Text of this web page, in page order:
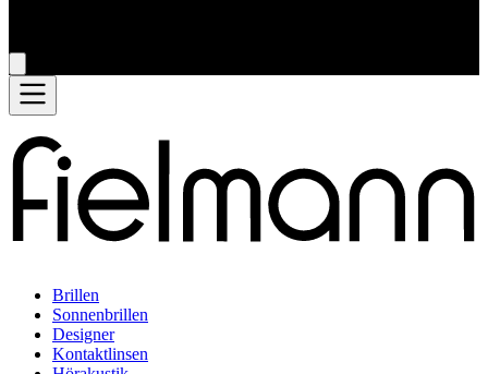
Brillen
Sonnenbrillen
Designer
Kontaktlinsen